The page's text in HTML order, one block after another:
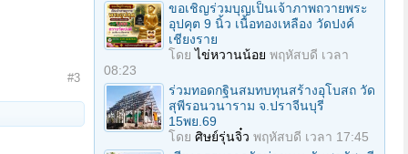
#3
ขอเชิญร่วมบุญเป็นเจ้าภาพถวายพระ
อุปคุต 9 นิ้ว เนื้อทองเหลือง วัดปงค์
เชียงราย
โดยไข่หวานน้อย พฤหัสบดี เวลา
08:23
ร่วมทอดกฐินสมทบทุนสร้างอุโบสถ วัด
สุพีรอนวนาราม จ.ปราจีนบุรี
15พย.69
โดย ศิษย์รุ่นจิ๋ว พฤหัสบดี เวลา 17:45